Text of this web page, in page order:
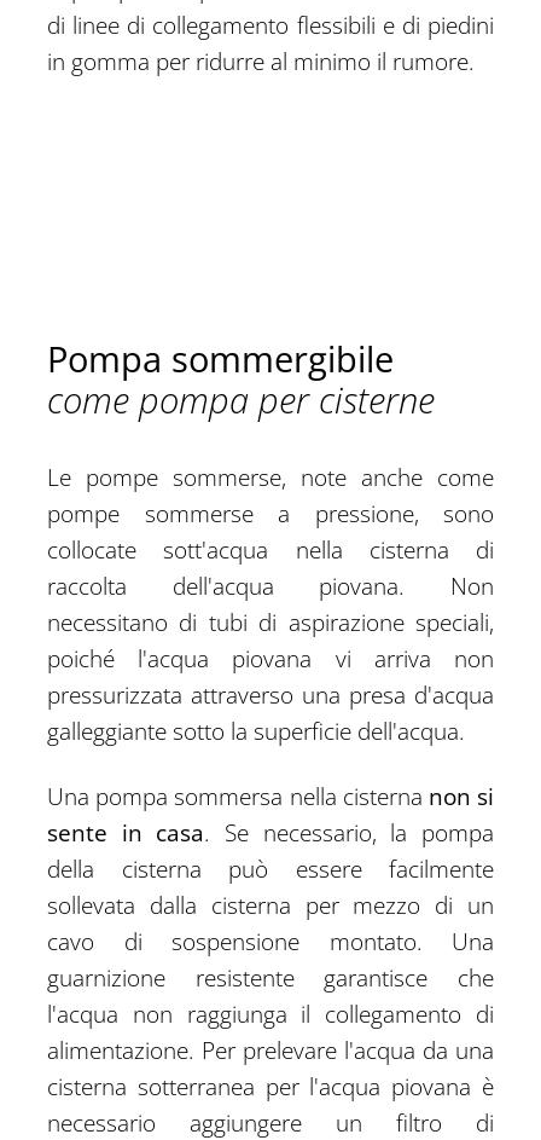
di linee di collegamento flessibili e di piedini
in gomma per ridurre al minimo il rumore.
Pompa sommergibile
come pompa per cisterne
Le pompe sommerse, note anche come
pompe sommerse a pressione, sono
collocate sott'acqua nella cisterna di
raccolta dell'acqua piovana. Non
necessitano di tubi di aspirazione speciali,
poiché l'acqua piovana vi arriva non
pressurizzata attraverso una presa d'acqua
galleggiante sotto la superficie dell'acqua.
Una pompa sommersa nella cisterna non si
sente in casa. Se necessario, la pompa
della cisterna può essere facilmente
sollevata dalla cisterna per mezzo di un
cavo di sospensione montato. Una
guarnizione resistente garantisce che
l'acqua non raggiunga il collegamento di
alimentazione. Per prelevare l'acqua da una
cisterna sotterranea per l'acqua piovana è
necessario aggiungere un filtro di